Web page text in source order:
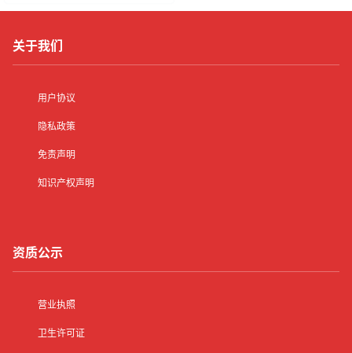
关于我们
用户协议
隐私政策
免责声明
知识产权声明
资质公示
营业执照
卫生许可证